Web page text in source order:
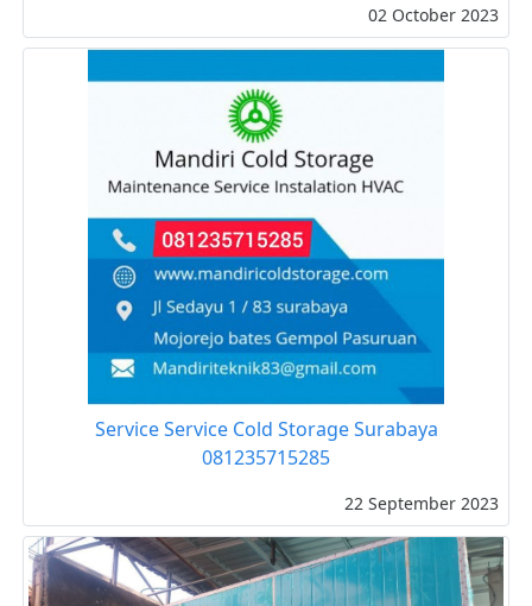
02 October 2023
Service Service Cold Storage Surabaya
081235715285
22 September 2023